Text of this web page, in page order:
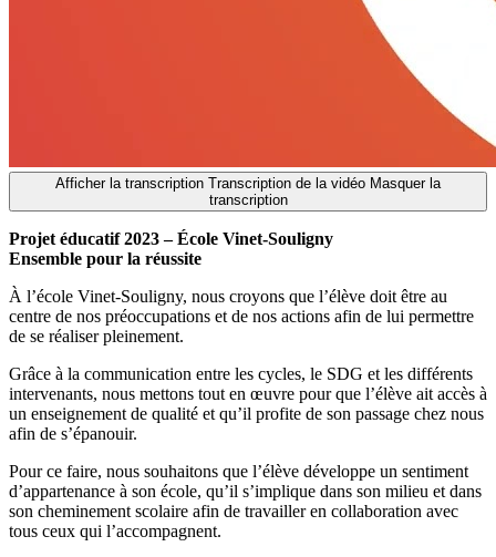
Afficher la transcription Transcription de la vidéo Masquer la
transcription
Projetéducatif2023 –École Vinet-Souligny
Ensemble pour la réussite
À l’école Vinet-Souligny, nous croyons que l’élève doitêtre au
centre de nos préoccupations etde nos actions afin de lui permettre
de se réaliserpleinement.
Grâce à la communication entre les cycles, le SDG etles différents
intervenants, nous mettons touten œuvre pourque l’élève aitaccès à
un enseignementde qualité etqu’il profite de son passage chez nous
afin de s’épanouir.
Pource faire, nous souhaitons que l’élève développe un sentiment
d’appartenance à son école, qu’il s’implique dans son milieu etdans
son cheminementscolaire afin de travailleren collaboration avec
tous ceux qui l’accompagnent.